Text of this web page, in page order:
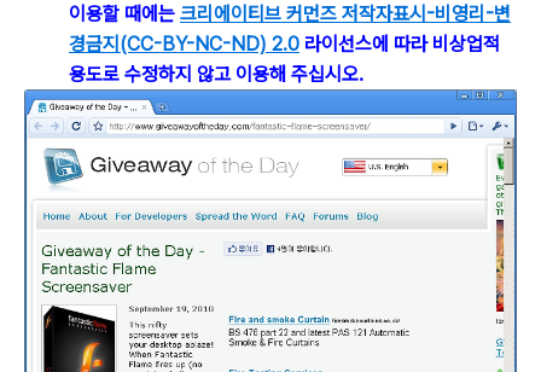
이용할 때에는 크리에이티브 커먼즈 저작자표시-비영리-변
경금지(CC-BY-NC-ND) 2.0 라이선스에 따라 비상업적
용도로 수정하지 않고 이용해 주십시오.